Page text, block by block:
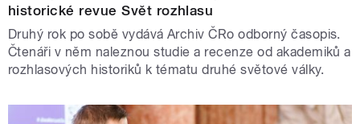
historické revue Svět rozhlasu
Druhý rok po sobě vydává Archiv ČRo odborný časopis.
Čtenáři v něm naleznou studie a recenze od akademiků a
rozhlasových historiků k tématu druhé světové války.